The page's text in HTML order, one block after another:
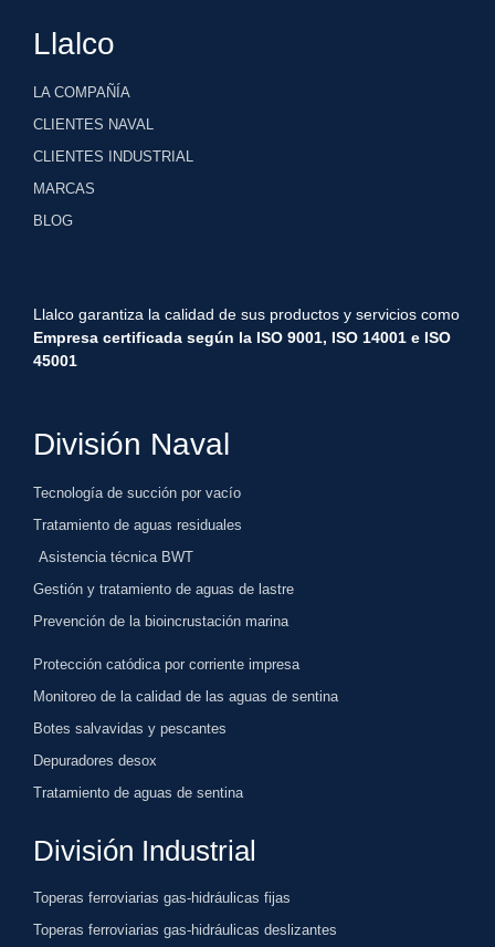
Llalco
LA COMPAÑÍA
CLIENTES NAVAL
CLIENTES INDUSTRIAL
MARCAS
BLOG
Llalco garantiza la calidad de sus productos y servicios como
Empresa certificada según la ISO 9001, ISO 14001 e ISO
45001
División Naval
Tecnología de succión por vacío
Tratamiento de aguas residuales
Asistencia técnica BWT
Gestión y tratamiento de aguas de lastre
Prevención de la bioincrustación marina
Protección catódica por corriente impresa
Monitoreo de la calidad de las aguas de sentina
Botes salvavidas y pescantes
Depuradores desox
Tratamiento de aguas de sentina
División Industrial
Toperas ferroviarias gas-hidráulicas fijas
Toperas ferroviarias gas-hidráulicas deslizantes